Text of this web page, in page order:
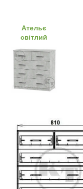
Ательє
світлий